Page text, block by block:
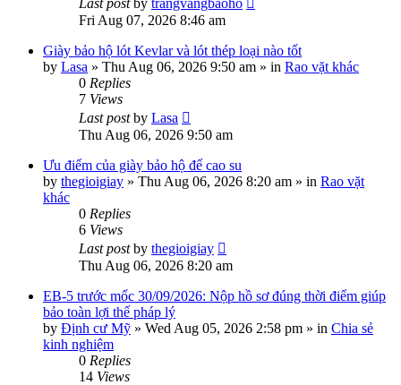
Last postby trangvangbaoho
Fri Aug 07, 2026 8:46 am
Giày bảo hộ lót Kevlar và lót thép loại nào tốt
by Lasa » Thu Aug 06, 2026 9:50 am » in Rao vặt khác
0 Replies
7 Views
Last postby Lasa
Thu Aug 06, 2026 9:50 am
Ưu điểm của giày bảo hộ đế cao su
by thegioigiay » Thu Aug 06, 2026 8:20 am » in Rao vặt
khác
0 Replies
6 Views
Last postby thegioigiay
Thu Aug 06, 2026 8:20 am
EB-5 trước mốc 30/09/2026: Nộp hồ sơ đúng thời điểm giúp
bảo toàn lợi thế pháp lý
by Định cư Mỹ » Wed Aug 05, 2026 2:58 pm » in Chia sẻ
kinh nghiệm
0 Replies
14 Views